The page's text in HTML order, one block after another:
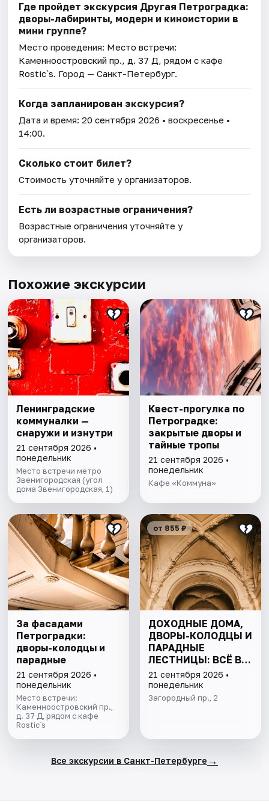
Где пройдет экскурсия Другая Петроградка:
дворы-лабиринты, модерн и киноистории в
мини группе?
Место проведения: Место встречи:
Каменноостровский пр., д. 37 Д, рядом с кафе
Rostic`s. Город — Санкт-Петербург.
Когда запланирован экскурсия?
Дата и время:20 сентября 2026 • воскресенье •
14:00.
Сколько стоит билет?
Стоимость уточняйте у организаторов.
Есть ли возрастные ограничения?
Возрастные ограничения уточняйте у
организаторов.
Похожие экскурсии
Ленинградские
коммуналки —
снаружи и изнутри
21 сентября 2026 •
понедельник
Место встречи метро
Звенигородская (угол
дома Звенигородская, 1)
Квест-прогулка по
Петроградке:
закрытые дворы и
тайные тропы
21 сентября 2026 •
понедельник
Кафе «Коммуна»
За фасадами
Петроградки:
дворы-колодцы и
парадные
21 сентября 2026 •
понедельник
Место встречи:
Каменноостровский пр.,
д. 37 Д, рядом с кафе
Rostic`s
от 855 ₽
ДОХОДНЫЕ ДОМА,
ДВОРЫ-КОЛОДЦЫ И
ПАРАДНЫЕ
ЛЕСТНИЦЫ: ВСЁ В
ОДНОЙ ПРОГУЛКЕ
21 сентября 2026 •
понедельник
Загородный пр., 2
Все экскурсии в Санкт-Петербурге →